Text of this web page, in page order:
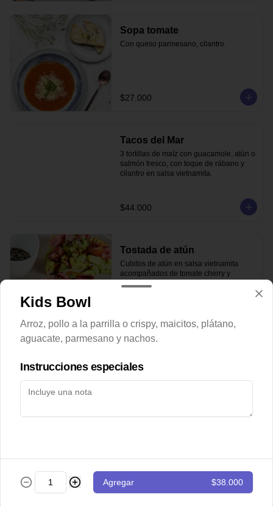
Sopa tomate
Con queso parmesano, cilantro.
$27.000
Tacos del Mar
3 tortillas de maíz con guacamole, atún o
salmón fresco, con toque de rábano y
cilantro en salsa vietnamita.
$44.000
Tostada de atún
Cubitos de atún en salsa vietnamita
acompañados de tomate cherry y
guacamole sobre tostada de pan de
pico de gallo
Totopos especiales
Nachos con guacamole, pico de gallo,
carne desmechada y queso cheddar.
Kids Bowl
Arroz, pollo a la parrilla o crispy, maicitos, plátano,
aguacate, parmesano y nachos.
Instrucciones especiales
Agregar $38.000